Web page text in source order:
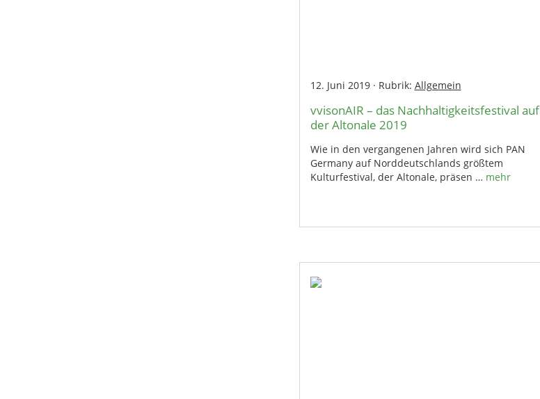
12. Juni 2019· Rubrik: Allgemein
vvisonAIR – das Nachhaltigkeitsfestival auf
der Altonale 2019
Wie in den vergangenen Jahren wird sich PAN
Germany auf Norddeutschlands größtem
Kulturfestival, der Altonale, präsen … mehr